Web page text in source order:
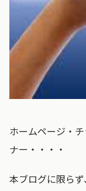
ホームページ・
ナー・・・・
本ブログに限ら